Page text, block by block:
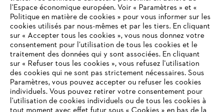
Contact
Politique de protection des données
Mentions légales Utilisation des cookies
VOTRE NAVIGATEUR INTERNET
N'EST PLUS PRIS EN CHARGE
Vous utilisez un navigateur Internet que nous ne prenons plus
en charge, et certaines fonctionnalités de notre site ne
l’Espace économique européen. Voir « Paramètres » et «
Politique en matière de cookies » pour vous informer sur les
cookies utilisés par nous-mêmes et par les tiers. En cliquant
sur « Accepter tous les cookies », vous nous donnez votre
consentement pour l’utilisation de tous les cookies et le
traitement des données qui y sont associées. En cliquant
sur « Refuser tous les cookies », vous refusez l'utilisation
des cookies qui ne sont pas strictement nécessaires. Sous
Paramètres, vous pouvez accepter ou refuser les cookies
individuels. Vous pouvez retirer votre consentement pour
l’utilisation de cookies individuels ou de tous les cookies à